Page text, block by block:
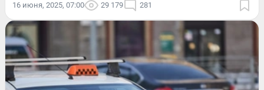
16 июня, 2025, 07:00 29 179 281